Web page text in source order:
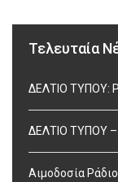
Τελευταία
ΔΕΛΤΙΟ ΤΥΠΟΥ:
ΔΕΛΤΙΟ ΤΥΠΟΥ
Αιμοδοσία